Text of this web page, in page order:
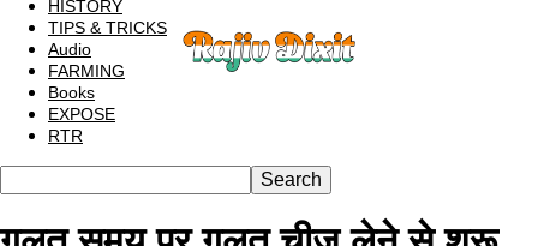
HISTORY
TIPS & TRICKS
Audio
FARMING
Books
EXPOSE
RTR